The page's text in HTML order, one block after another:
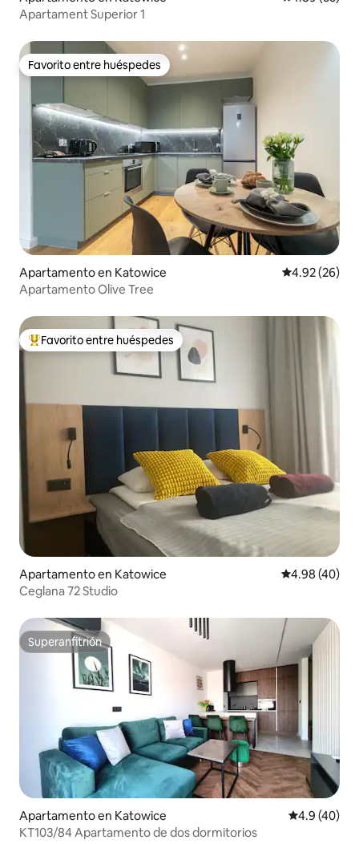
Apartament Superior 1
Favorito entre huéspedes
Favorito entre huéspedes
Apartamento en Katowice Calificación
4.92 (26)
Apartamento Olive Tree
Favorito entre huéspedes preferido
Favorito entre huéspedes
Apartamento en Katowice Calificación
4.98 (40)
Ceglana 72 Studio
Superanfitrión
Superanfitrión
Apartamento en Katowice Calificación
4.9 (40)
KT103/84 Apartamento de dos dormitorios